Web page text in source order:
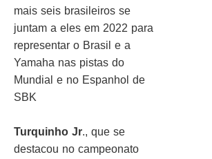
mais seis brasileiros se
juntam a eles em 2022 para
representar o Brasil e a
Yamaha nas pistas do
Mundial e no Espanhol de
SBK
Turquinho Jr., que se
destacou no campeonato